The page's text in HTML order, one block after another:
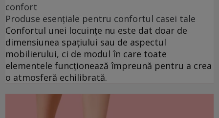
confort
Produse esențiale pentru confortul casei tale
Confortul unei locuințe nu este dat doar de
dimensiunea spațiului sau de aspectul
mobilierului, ci de modul în care toate
elementele funcționează împreună pentru a crea
o atmosferă echilibrată.